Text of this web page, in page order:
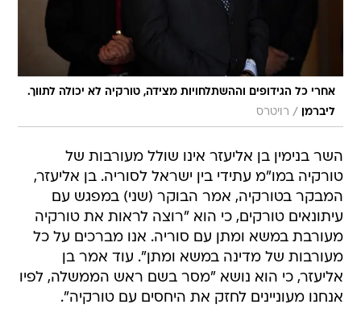
אחרי כל הגידופים וההשתלחויות מצידה, טורקיה לא יכולה לתווך.
ליברמן
/ רויטרס
השר בנימין בן אליעזר אינו שולל מעורבות של
טורקיה במו"מ עתידי בין ישראל לסוריה. בן אליעזר,
המבקר בטורקיה, אמר הבוקר (שני) במפגש עם
עיתונאים טורקים, כי הוא "רוצה לראות את טורקיה
מעורבת במשא ומתן עם סוריה. אנו מברכים על כל
מעורבות של מדינה במשא ומתן". עוד אמר בן
אליעזר, כי הוא נושא "מסר בשם ראש הממשלה, לפיו
אנחנו מעוניינים לחזק את היחסים עם טורקיה".